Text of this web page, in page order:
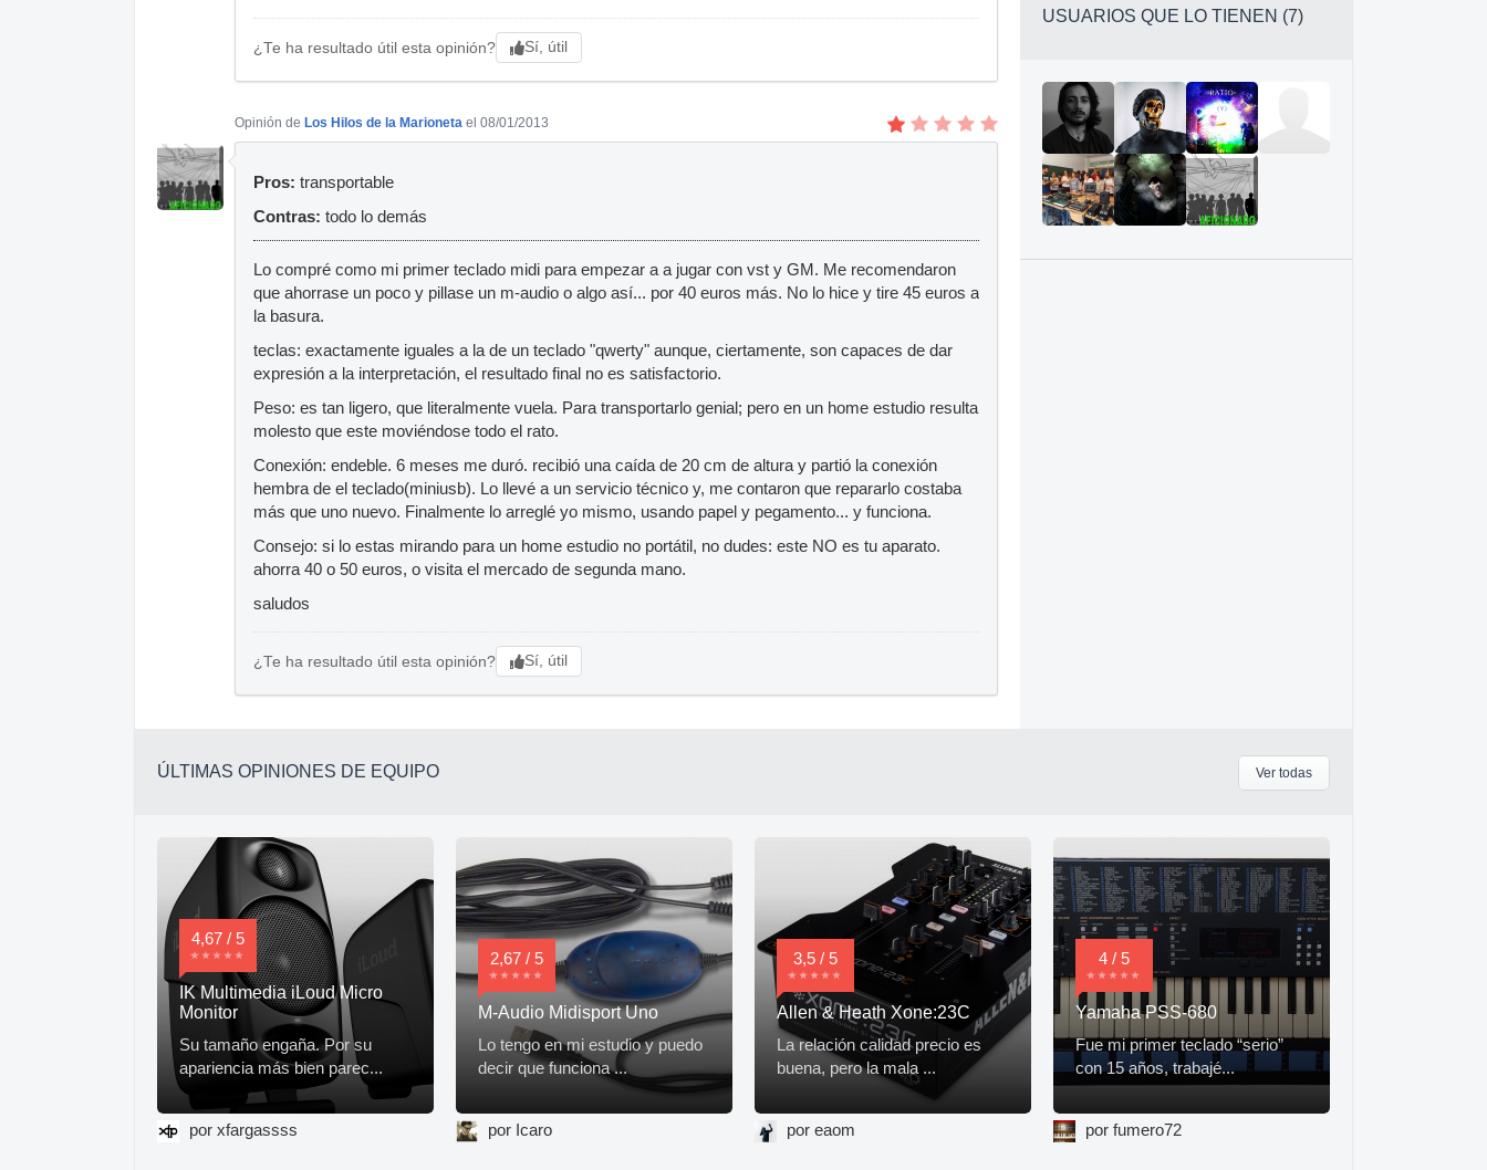
¿Te ha resultado útil esta opinión? Sí, útil
Opinión de Los Hilos de la Marioneta el 08/01/2013
Pros: transportable
Contras: todo lo demás
Lo compré como mi primer teclado midi para empezar a a jugar con vst y GM. Me recomendaron
que ahorrase un poco y pillase un m-audio o algo así... por 40 euros más. No lo hice y tire 45 euros a
la basura.
teclas: exactamente iguales a la de un teclado "qwerty" aunque, ciertamente, son capaces de dar
expresión a la interpretación, el resultado final no es satisfactorio.
Peso: es tan ligero, que literalmente vuela. Para transportarlo genial; pero en un home estudio resulta
molesto que este moviéndose todo el rato.
Conexión: endeble. 6 meses me duró. recibió una caída de 20 cm de altura y partió la conexión
hembra de el teclado(miniusb). Lo llevé a un servicio técnico y, me contaron que repararlo costaba
más que uno nuevo. Finalmente lo arreglé yo mismo, usando papel y pegamento... y funciona.
Consejo: si lo estas mirando para un home estudio no portátil, no dudes: este NO es tu aparato.
ahorra 40 o 50 euros, o visita el mercado de segunda mano.
saludos
¿Te ha resultado útil esta opinión? Sí, útil
USUARIOS QUE LO TIENEN (7)
ÚLTIMAS OPINIONES DE EQUIPO Ver todas
4,67 / 5
IK Multimedia iLoud Micro
Monitor
Su tamaño engaña. Por su
apariencia más bien parec...
por xfargassss
2,67 / 5
M-Audio Midisport Uno
Lo tengo en mi estudio y puedo
decir que funciona ...
por Icaro
3,5 / 5
Allen & Heath Xone:23C
La relación calidad precio es
buena, pero la mala ...
por eaom
4 / 5
Yamaha PSS-680
Fue mi primer teclado “serio”
con 15 años, trabajé...
por fumero72